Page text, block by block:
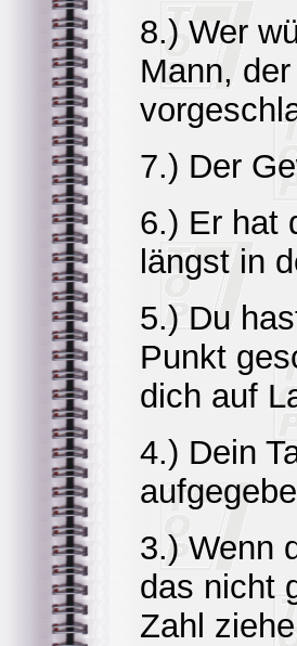
8.) Wer
Mann,
7.) Der
6.) Er hat
längst in
5.) Du
Punkt
dich auf
4.) Dein
3.) Wenn
das nicht
Zahl